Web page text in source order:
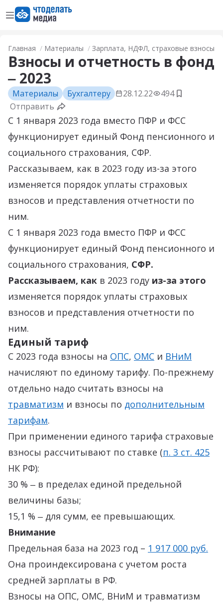
Открыть менюПерейти на главную страницу
Главная Материалы Зарплата, НДФЛ, страховые взносы
Взносы и отчетность в фонд
‒ 2023
Материалы Бухгалтеру 28.12.22 494 Добавить
Отправить
С 1 января 2023 года вместо ПФР и ФСС
функционирует единый Фонд пенсионного и
социального страхования, СФР.
Рассказываем, как в 2023 году из-за этого
изменяется порядок уплаты страховых
взносов и представления отчетности по
ним.
С 1 января 2023 года вместо ПФР и ФСС
функционирует единый Фонд пенсионного и
социального страхования, СФР.
Рассказываем, как в 2023 году из-за этого
изменяется порядок уплаты страховых
взносов и представления отчетности по
ним.
Единый тариф
С 2023 года взносы на ОПС, ОМС и ВНиМ
начисляют по единому тарифу. По-прежнему
отдельно надо считать взносы на
травматизм и взносы по дополнительным
тарифам.
При применении единого тарифа страховые
взносы рассчитывают по ставке (п. 3 ст. 425
НК РФ):
30 % ‒ в пределах единой предельной
величины базы;
15,1 % ‒ для сумм, ее превышающих.
Внимание
Предельная база на 2023 год – 1 917 000 руб.
Она проиндексирована с учетом роста
средней зарплаты в РФ.
Взносы на ОПС, ОМС, ВНиМ и травматизм